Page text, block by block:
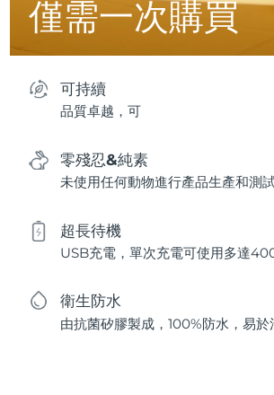
僅需一次購買
可持續
品質卓越，可
零殘忍&純素
未使用任何動物進行產品生產和測
超長待機
USB充電，單次充電可使用多達
衛生防水
由抗菌矽膠製成，100%防水，易於